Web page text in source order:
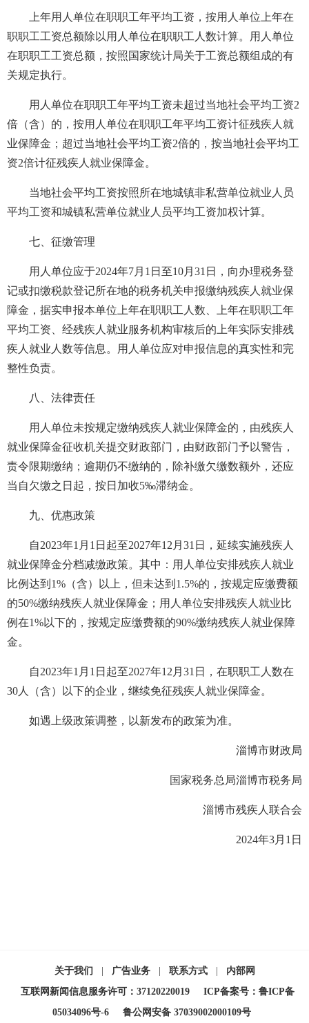
上年用人单位在职职工年平均工资，按用人单位上年在
职职工工资总额除以用人单位在职职工人数计算。用人单位
在职职工工资总额，按照国家统计局关于工资总额组成的有
关规定执行。
用人单位在职职工年平均工资未超过当地社会平均工资2
倍（含）的，按用人单位在职职工年平均工资计征残疾人就
业保障金；超过当地社会平均工资2倍的，按当地社会平均工
资2倍计征残疾人就业保障金。
当地社会平均工资按照所在地城镇非私营单位就业人员
平均工资和城镇私营单位就业人员平均工资加权计算。
七、征缴管理
用人单位应于2024年7月1日至10月31日，向办理税务登
记或扣缴税款登记所在地的税务机关申报缴纳残疾人就业保
障金，据实申报本单位上年在职职工人数、上年在职职工年
平均工资、经残疾人就业服务机构审核后的上年实际安排残
疾人就业人数等信息。用人单位应对申报信息的真实性和完
整性负责。
八、法律责任
用人单位未按规定缴纳残疾人就业保障金的，由残疾人
就业保障金征收机关提交财政部门，由财政部门予以警告，
责令限期缴纳；逾期仍不缴纳的，除补缴欠缴数额外，还应
当自欠缴之日起，按日加收5‰滞纳金。
九、优惠政策
自2023年1月1日起至2027年12月31日，延续实施残疾人
就业保障金分档减缴政策。其中：用人单位安排残疾人就业
比例达到1%（含）以上，但未达到1.5%的，按规定应缴费额
的50%缴纳残疾人就业保障金；用人单位安排残疾人就业比
例在1%以下的，按规定应缴费额的90%缴纳残疾人就业保障
金。
自2023年1月1日起至2027年12月31日，在职职工人数在
30人（含）以下的企业，继续免征残疾人就业保障金。
如遇上级政策调整，以新发布的政策为准。
淄博市财政局
国家税务总局淄博市税务局
淄博市残疾人联合会
2024年3月1日
关于我们 广告业务 联系方式
内部网
互联网新闻信息服务许可：37120220019
ICP备案号：鲁ICP备
05034096号-6
鲁公网安备 37039002000109号